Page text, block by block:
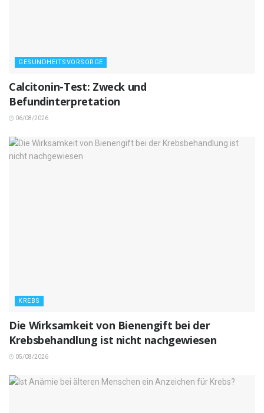
GESUNDHEITSVORSORGE
Calcitonin-Test: Zweck und
Befundinterpretation
06/08/2026
KREBS
Die Wirksamkeit von Bienengift bei der
Krebsbehandlung ist nicht nachgewiesen
05/08/2026